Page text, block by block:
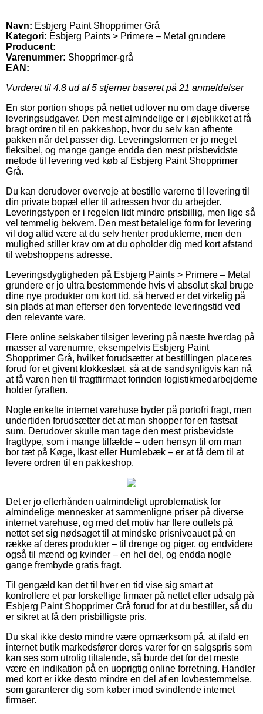
Navn: Esbjerg Paint Shopprimer Grå
Kategori: Esbjerg Paints > Primere – Metal grundere
Producent:
Varenummer: Shopprimer-grå
EAN:
Vurderet til 4.8 ud af 5 stjerner baseret på 21 anmeldelser
En stor portion shops på nettet udlover nu om dage diverse
leveringsudgaver. Den mest almindelige er i øjeblikket at få
bragt ordren til en pakkeshop, hvor du selv kan afhente
pakken når det passer dig. Leveringsformen er jo meget
fleksibel, og mange gange endda den mest prisbevidste
metode til levering ved køb af Esbjerg Paint Shopprimer
Grå.
Du kan derudover overveje at bestille varerne til levering til
din private bopæl eller til adressen hvor du arbejder.
Leveringstypen er i regelen lidt mindre prisbillig, men lige så
vel temmelig bekvem. Den mest betalelige form for levering
vil dog altid være at du selv henter produkterne, men den
mulighed stiller krav om at du opholder dig med kort afstand
til webshoppens adresse.
Leveringsdygtigheden på Esbjerg Paints > Primere – Metal
grundere er jo ultra bestemmende hvis vi absolut skal bruge
dine nye produkter om kort tid, så herved er det virkelig på
sin plads at man efterser den forventede leveringstid ved
den relevante vare.
Flere online selskaber tilsiger levering på næste hverdag på
masser af varenumre, eksempelvis Esbjerg Paint
Shopprimer Grå, hvilket forudsætter at bestillingen placeres
forud for et givent klokkeslæt, så at de sandsynligvis kan nå
at få varen hen til fragtfirmaet forinden logistikmedarbejderne
holder fyraften.
Nogle enkelte internet varehuse byder på portofri fragt, men
undertiden forudsætter det at man shopper for en fastsat
sum. Derudover skulle man tage den mest prisbevidste
fragttype, som i mange tilfælde – uden hensyn til om man
bor tæt på Køge, Ikast eller Humlebæk – er at få dem til at
levere ordren til en pakkeshop.
Det er jo efterhånden ualmindeligt uproblematisk for
almindelige mennesker at sammenligne priser på diverse
internet varehuse, og med det motiv har flere outlets på
nettet set sig nødsaget til at mindske prisniveauet på en
række af deres produkter – til drenge og piger, og endvidere
også til mænd og kvinder – en hel del, og endda nogle
gange frembyde gratis fragt.
Til gengæld kan det til hver en tid vise sig smart at
kontrollere et par forskellige firmaer på nettet efter udsalg på
Esbjerg Paint Shopprimer Grå forud for at du bestiller, så du
er sikret at få den prisbilligste pris.
Du skal ikke desto mindre være opmærksom på, at ifald en
internet butik markedsfører deres varer for en salgspris som
kan ses som utrolig tiltalende, så burde det for det meste
være en indikation på en uoprigtig online forretning. Handler
med kort er ikke desto mindre en del af en lovbestemmelse,
som garanterer dig som køber imod svindlende internet
firmaer.